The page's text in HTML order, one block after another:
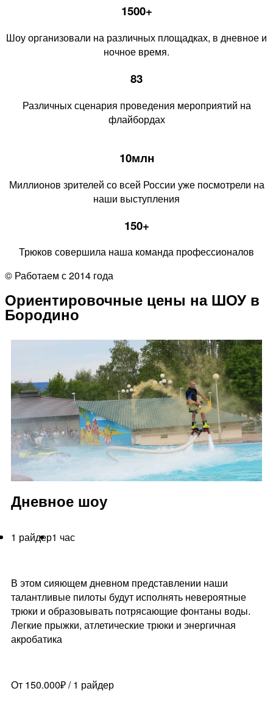
1500+
Шоу организовали на различных площадках, в дневное и
ночное время.
83
Различных сценария проведения мероприятий на
флайбордах
10млн
Миллионов зрителей со всей России уже посмотрели на
наши выступления
150+
Трюков совершила наша команда профессионалов
© Работаем с 2014 года
Ориентировочные цены на ШОУ в
Бородино
Дневное шоу
1 райдер1 час
В этом сияющем дневном представлении наши
талантливые пилоты будут исполнять невероятные
трюки и образовывать потрясающие фонтаны воды.
Легкие прыжки, атлетические трюки и энергичная
акробатика
От 150.000₽ / 1 райдер